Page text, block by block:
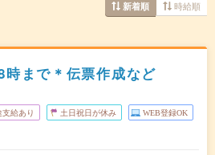
新着順 時給順
まで＊伝票作成など
給あり 土日祝日が休み WEB登録OK